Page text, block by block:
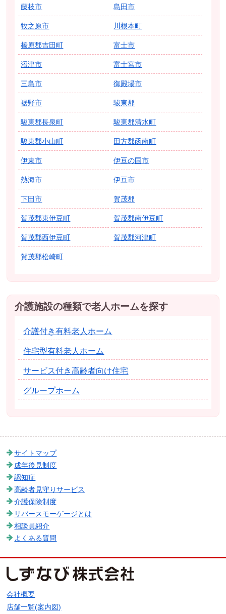
藤枝市 島田市
牧之原市 川根本町
榛原郡吉田町 富士市
沼津市 富士宮市
三島市 御殿場市
裾野市 駿東郡
駿東郡長泉町 駿東郡清水町
駿東郡小山町 田方郡函南町
伊東市 伊豆の国市
熱海市 伊豆市
下田市 賀茂郡
賀茂郡東伊豆町 賀茂郡南伊豆町
賀茂郡西伊豆町 賀茂郡河津町
賀茂郡松崎町
介護施設の種類で老人ホームを探す
介護付き有料老人ホーム
住宅型有料老人ホーム
サービス付き高齢者向け住宅
グループホーム
サイトマップ
成年後見制度
認知症
高齢者見守りサービス
介護保険制度
リバースモーゲージとは
相談員紹介
よくある質問
会社概要
店舗一覧(案内図)